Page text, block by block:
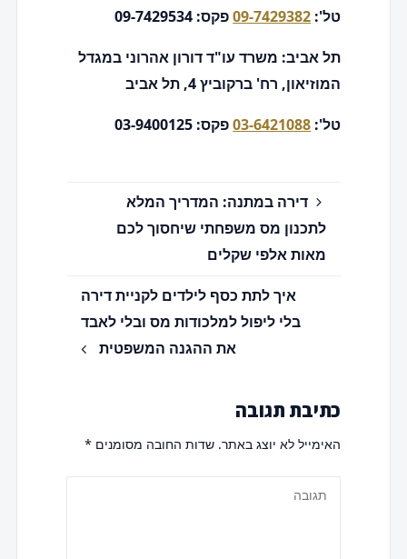
טל': 09-7429382פקס: 09-7429534
תל אביב: משרד עו"ד דורון אהרוני במגדל
המוזיאון, רח' ברקוביץ 4, תל אביב
טל': 03-6421088פקס: 03-9400125
דירה במתנה: המדריך המלא
לתכנון מס משפחתי שיחסוך לכם
מאות אלפי שקלים
איך לתת כסף לילדים לקניית דירה
בלי ליפול למלכודות מס ובלי לאבד
את ההגנה המשפטית
כתיבת תגובה
האימייל לא יוצג באתר. שדות החובה מסומנים *